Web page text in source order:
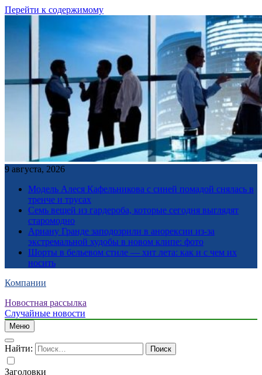
Перейти к содержимому
9 августа, 2026
Модель Алеся Кафельникова с синей помадой снялась в
тренче и трусах
Семь вещей из гардероба, которые сегодня выглядят
старомодно
Ариану Гранде заподозрили в анорексии из-за
экстремальной худобы в новом клипе: фото
Шорты в бельевом стиле — хит лета: как и с чем их
носить
Компании
Новостная рассылка
Случайные новости
Меню
Найти:
Заголовки